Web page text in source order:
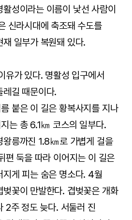
성이라는 이름이 낯선 사람이
신라시대에 축조돼 수도를
일부가 복원돼 있다.
유가 있다. 명활성 입구에서
레길 때문이다.
붙은 이 길은 황복사지를 지나
는 총 6.1㎞ 코스의 일부다.
왕릉까진 1.8㎞로 가볍게 걸을
편 둑을 따라 이어지는 이 길은
지게 피는 숨은 명소다. 4월
꽃이 만발한다. 겹벚꽃은 개화
2주 정도 늦다. 서둘러 진